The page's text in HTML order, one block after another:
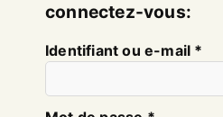
connectez-vous:
Identifiant ou e-mail *